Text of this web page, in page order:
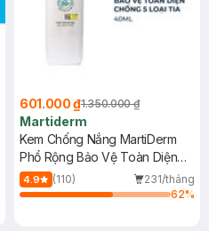
601.000 ₫1.350.000 ₫
Martiderm
Kem Chống Nắng MartiDerm
Phổ Rộng Bảo Vệ Toàn Diện
40ml
4.9 (110)
231/tháng
62%